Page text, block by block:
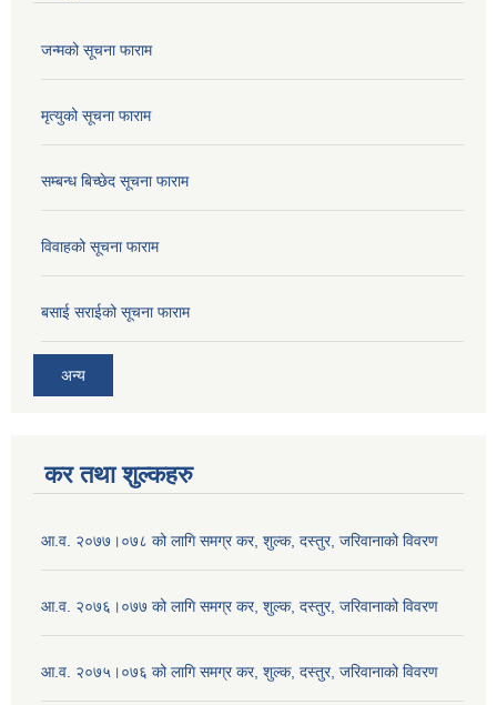
जन्मको सूचना फाराम
मृत्युको सूचना फाराम
सम्बन्ध बिच्छेद सूचना फाराम
विवाहको सूचना फाराम
बसाई सराईको सूचना फाराम
अन्य
कर तथा शुल्कहरु
आ.व. २०७७।०७८ को लागि समग्र कर, शुल्क, दस्तुर, जरिवानाको विवरण
आ.व. २०७६।०७७ को लागि समग्र कर, शुल्क, दस्तुर, जरिवानाको विवरण
आ.व. २०७५।०७६ को लागि समग्र कर, शुल्क, दस्तुर, जरिवानाको विवरण